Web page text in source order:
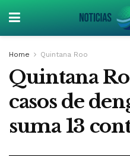
Home Quintana Roo
Quintana
casos de
suma 13